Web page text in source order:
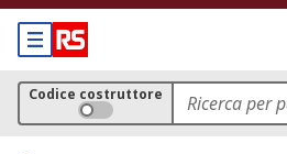
Codice costruttore